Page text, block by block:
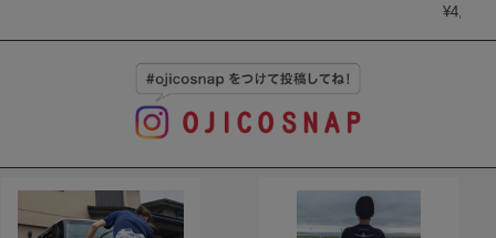
¥4,070